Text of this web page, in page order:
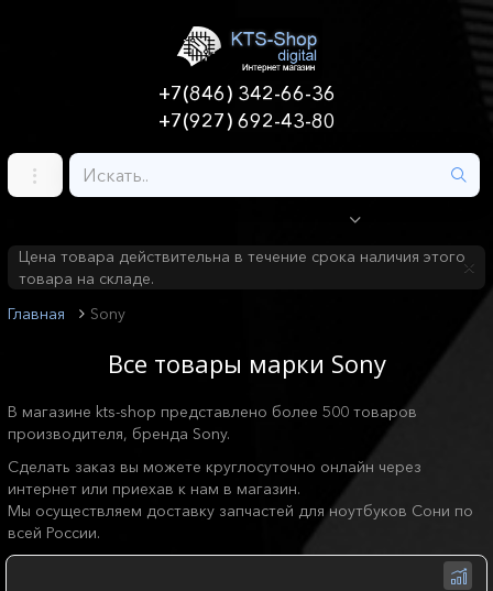
+7(846) 342-66-36
+7(927) 692-43-80
Цена товара действительна в течение срока наличия этого
товара на складе.
Главная
Sony
Все товары марки Sony
В магазине kts-shop представлено более 500 товаров
производителя, бренда Sony.
Сделать заказ вы можете круглосуточно онлайн через
интернет или приехав к нам в магазин.
Мы осуществляем доставку запчастей для ноутбуков Сони по
всей России.